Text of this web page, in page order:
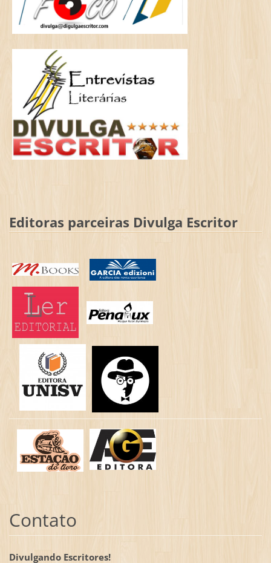
Editoras parceiras Divulga Escritor
Contato
Divulgando Escritores!